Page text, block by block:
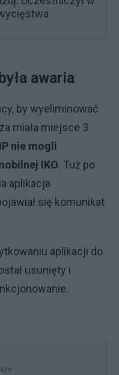
awaria
by wyeliminować
miała miejsce 3
nie mogli
IKO. Tuż po
aplikacja
się komunikat
aplikacji do
usunięty i